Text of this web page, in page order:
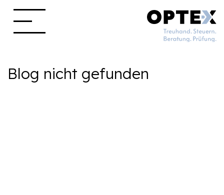
Blog nicht gefunden